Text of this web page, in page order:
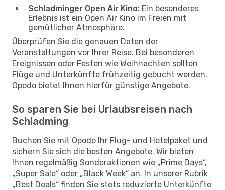
Schladminger Open Air Kino: Ein besonderes
Erlebnis ist ein Open Air Kino im Freien mit
gemütlicher Atmosphäre.
Überprüfen Sie die genauen Daten der
Veranstaltungen vor Ihrer Reise. Bei besonderen
Ereignissen oder Festen wie Weihnachten sollten
Flüge und Unterkünfte frühzeitig gebucht werden.
Opodo bietet Ihnen hierfür günstige Angebote.
So sparen Sie bei Urlaubsreisen nach
Schladming
Buchen Sie mit Opodo Ihr Flug- und Hotelpaket und
sichern Sie sich die besten Angebote. Wir bieten
Ihnen regelmäßig Sonderaktionen wie „Prime Days“,
„Super Sale“ oder „Black Week“ an. In unserer Rubrik
„Best Deals“ finden Sie stets reduzierte Unterkünfte